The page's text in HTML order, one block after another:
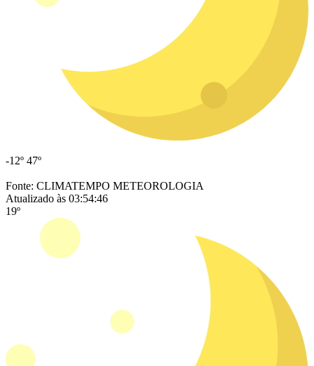
-12º 47º
Fonte: CLIMATEMPO METEOROLOGIA
Atualizado às 03:54:46
19º